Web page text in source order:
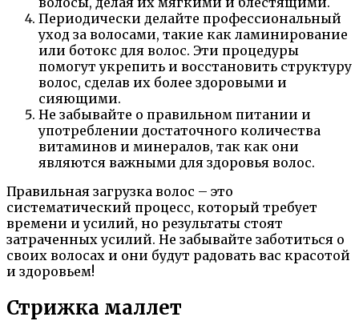
Периодически делайте профессиональный
уход за волосами, такие как ламинирование
или ботокс для волос. Эти процедуры
помогут укрепить и восстановить структуру
волос, сделав их более здоровыми и
сияющими.
Не забывайте о правильном питании и
употреблении достаточного количества
витаминов и минералов, так как они
являются важными для здоровья волос.
Правильная загрузка волос – это
систематический процесс, который требует
времени и усилий, но результаты стоят
затраченных усилий. Не забывайте заботиться о
своих волосах и они будут радовать вас красотой
и здоровьем!
Стрижка маллет